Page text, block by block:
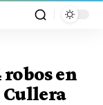
en
Cullera